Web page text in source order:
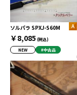
ソルパラ SPXJ-S60M
￥8,085 (税込)
NEW
#中古品